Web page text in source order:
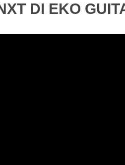
DI EKO